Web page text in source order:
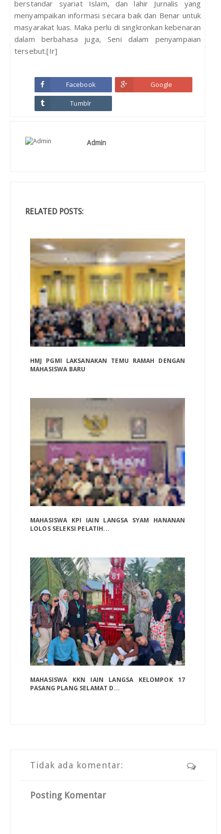
berstandar syariat Islam, dan lahir Jurnalis yang
menyampaikan informasi secara baik dan Benar untuk
masyarakat luas. Maka perlu di singkronkan kebenaran
dalam berbahasa juga, Seni dalam penyampaian
tersebut.[Ir]
Facebook Google
Tumblr
Admin
RELATED POSTS:
HMJ PGMI LAKSANAKAN TEMU RAMAH DENGAN
MAHASISWA BARU
MAHASISWA KPI IAIN LANGSA SYAM HANANAN
LOLOS SELEKSI PELATIH...
MAHASISWA KKN IAIN LANGSA KELOMPOK 17
PASANG PLANG SELAMAT D...
Tidak ada komentar:
Posting Komentar